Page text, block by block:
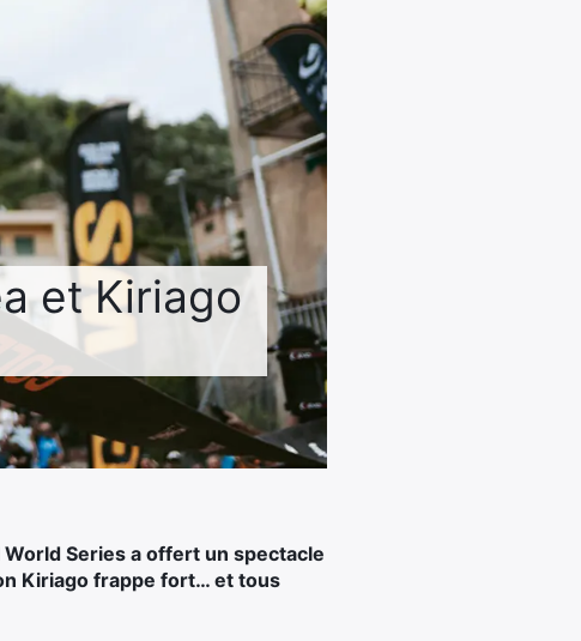
et Kiriago
Series a offert un spectacle
Kiriago frappe fort… et tous